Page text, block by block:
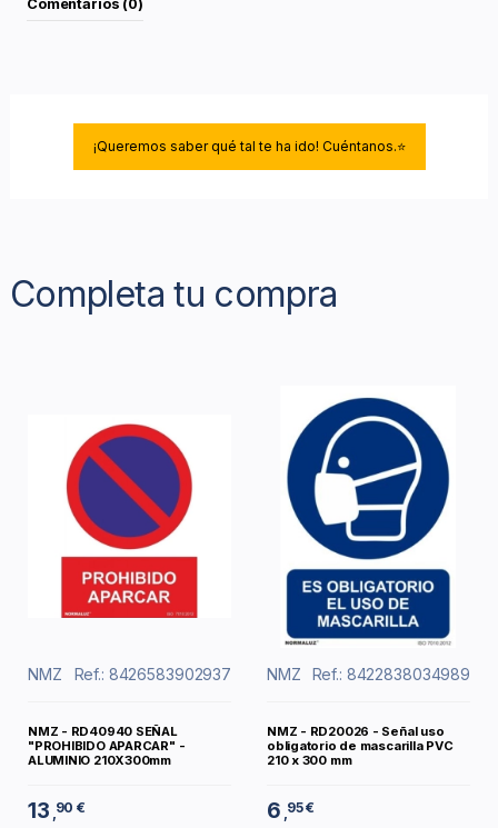
Comentarios (0)
¡Queremos saber qué tal te ha ido! Cuéntanos.⭐
Completa tu compra
NMZ Ref.: 8426583902937
NMZ - RD40940 SEÑAL
"PROHIBIDO APARCAR" -
ALUMINIO 210X300mm
13 ,90 €
NMZ Ref.: 8422838034989
NMZ - RD20026 - Señal uso
obligatorio de mascarilla PVC
210 x 300 mm
6 ,95 €